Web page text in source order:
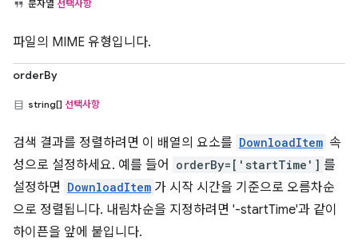
문자열 선택사항
파일의 MIME 유형입니다.
orderBy
string[] 선택사항
검색 결과를 정렬하려면 이 배열의 요소를 DownloadItem 속
성으로 설정하세요. 예를 들어
orderBy=['startTime'] 를
설정하면 DownloadItem 가 시작 시간을 기준으로 오름차순
으로 정렬됩니다. 내림차순을 지정하려면 '-startTime'과 같이
하이픈을 앞에 붙입니다.